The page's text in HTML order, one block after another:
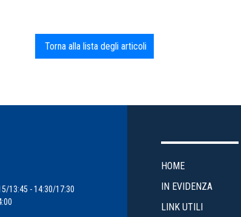
Torna alla lista degli articoli
13:45 - 14:30/17:30
HOME
IN EVIDENZA
LINK UTILI